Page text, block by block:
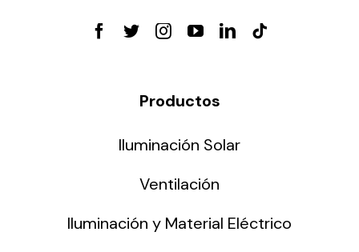
Productos
Iluminación Solar
Ventilación
Iluminación y Material Eléctrico